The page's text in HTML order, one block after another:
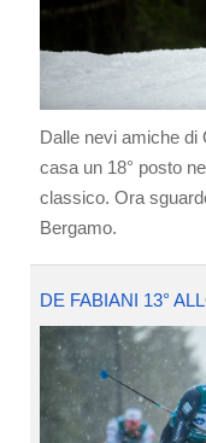
Dalle nevi amiche di
casa un 18° posto
classico. Ora
Bergamo.
DE FABIANI 13°